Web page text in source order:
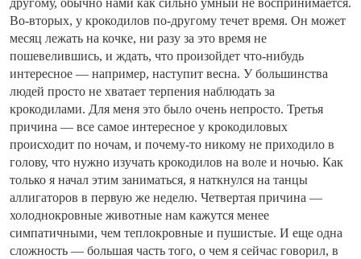
другому, обычно нами как сильно умный не воспринимается.
Во-вторых, у крокодилов по-другому течет время. Он может
месяц лежать на кочке, ни разу за это время не
пошевелившись, и ждать, что произойдет что-нибудь
интересное — например, наступит весна. У большинства
людей просто не хватает терпения наблюдать за
крокодилами. Для меня это было очень непросто. Третья
причина — все самое интересное у крокодиловых
происходит по ночам, и почему-то никому не приходило в
голову, что нужно изучать крокодилов на воле и ночью. Как
только я начал этим заниматься, я наткнулся на танцы
аллигаторов в первую же неделю. Четвертая причина —
холоднокровные животные нам кажутся менее
симпатичными, чем теплокровные и пушистые. И еще одна
сложность — большая часть того, о чем я сейчас говорил, в